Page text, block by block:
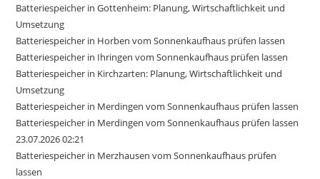
Batteriespeicher in Gottenheim: Planung, Wirtschaftlichkeit und
Umsetzung
Batteriespeicher in Horben vom Sonnenkaufhaus prüfen lassen
Batteriespeicher in Ihringen vom Sonnenkaufhaus prüfen lassen
Batteriespeicher in Kirchzarten: Planung, Wirtschaftlichkeit und
Umsetzung
Batteriespeicher in Merdingen vom Sonnenkaufhaus prüfen lassen
Batteriespeicher in Merdingen vom Sonnenkaufhaus prüfen lassen
23.07.2026 02:21
Batteriespeicher in Merzhausen vom Sonnenkaufhaus prüfen
lassen